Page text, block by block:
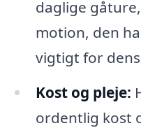
daglige
motion, den
vigtigt for
Kost og pleje:
ordentlig kost